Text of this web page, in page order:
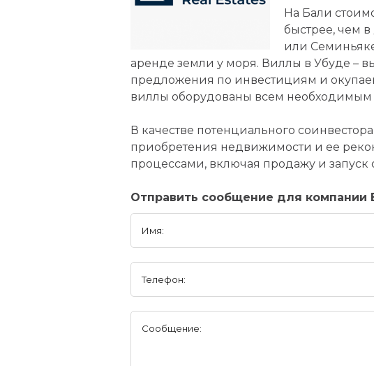
На Бали
быстрее, чем
или
аренде земли у моря. Виллы в Убуде –
предложения по инвестициям и
виллы оборудованы всем необходимым
В качестве потенциального
приобретения недвижимости и ее
процессами, включая продажу и запуск
Отправить сообщение для компании
Имя:
Телефон:
Сообщение: